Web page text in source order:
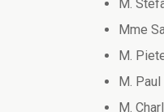
M.
Mme
M.
M.
M.